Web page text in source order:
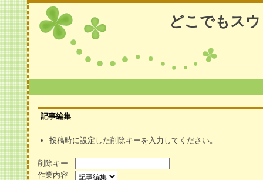
どこでもス
記事編集
投稿時に設定した削除キーを入力してください。
削除キー
作業内容